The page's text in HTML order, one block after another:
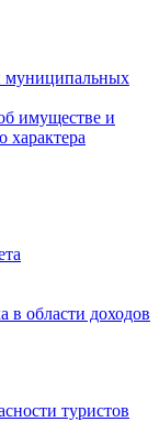
муниципальных
имуществе и
характера
в области доходов
туристов